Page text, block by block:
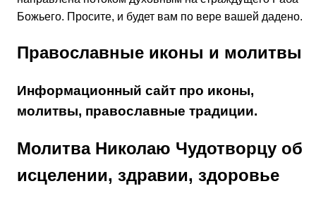
Божьего. Просите, и будет вам по вере вашей дадено.
Православные иконы и молитвы
Информационный сайт про иконы,
молитвы, православные традиции.
Молитва Николаю Чудотворцу об
исцелении, здравии, здоровье